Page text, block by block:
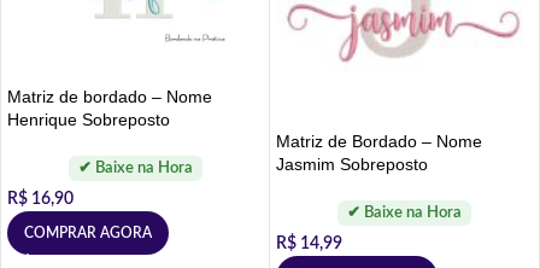
Matriz de bordado – Nome
Henrique Sobreposto
R$ 16,90
COMPRAR AGORA
Matriz de Bordado – Nome
Jasmim Sobreposto
R$ 14,99